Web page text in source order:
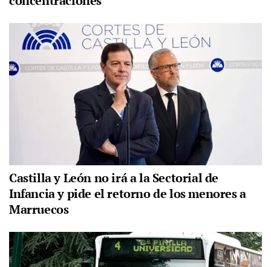
Castilla y León no irá a la Sectorial de
Infancia y pide el retorno de los menores a
Marruecos